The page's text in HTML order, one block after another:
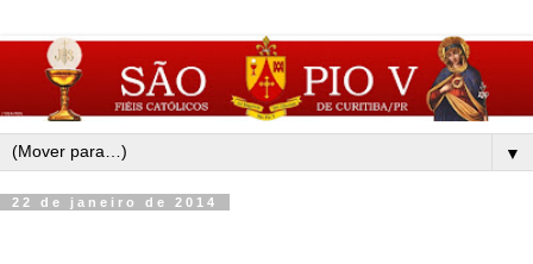
▼
22 de janeiro de 2014